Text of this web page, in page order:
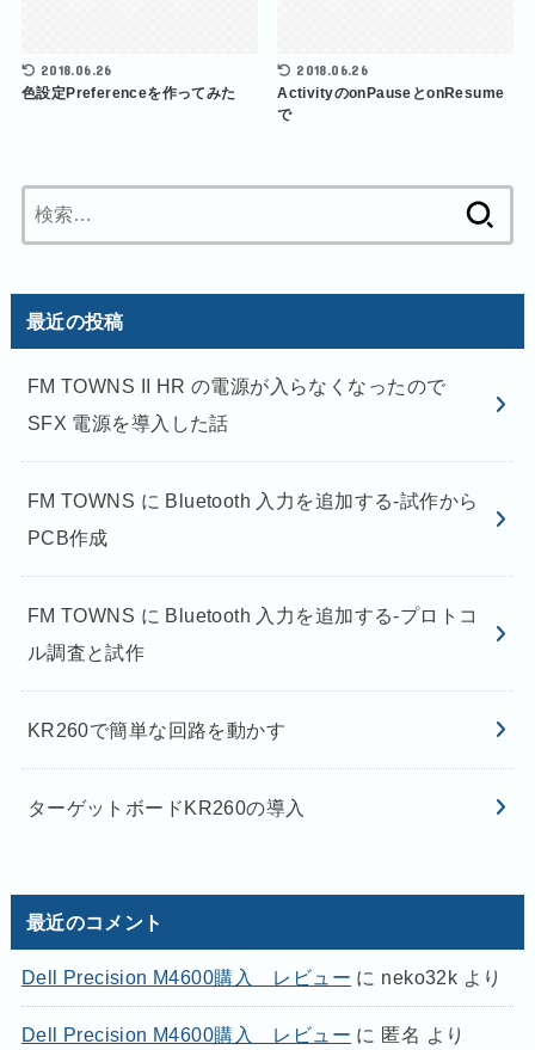
2018.06.26
色設定Preferenceを作ってみた
2018.06.26
ActivityのonPauseとonResume
で
索:
最近の投稿
FM TOWNS II HR の電源が入らなくなったので
SFX 電源を導入した話
FM TOWNS に Bluetooth 入力を追加する-試作から
PCB作成
FM TOWNS に Bluetooth 入力を追加する-プロトコ
ル調査と試作
KR260で簡単な回路を動かす
ターゲットボードKR260の導入
最近のコメント
Dell Precision M4600購入 レビュー に neko32k より
Dell Precision M4600購入 レビュー に 匿名 より